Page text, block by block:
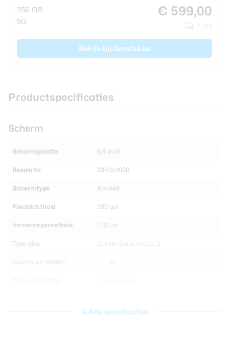
256 GB
5G
€ 599,00
Bekijk bij Gomibo.be
Productspecificaties
Scherm
Schermgrootte 6.6 inch
Resolutie 2340x1080
Schermtype Amoled
Pixeldichtheid 390 ppi
Verversingssnelheid 120 Hz
Type glas Gorilla Glass Victus 2
Processor en geheugenAlle specificaties